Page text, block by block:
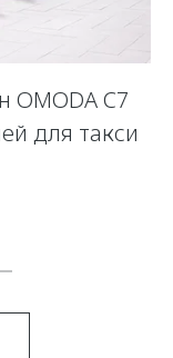
OMODA C7
для такси